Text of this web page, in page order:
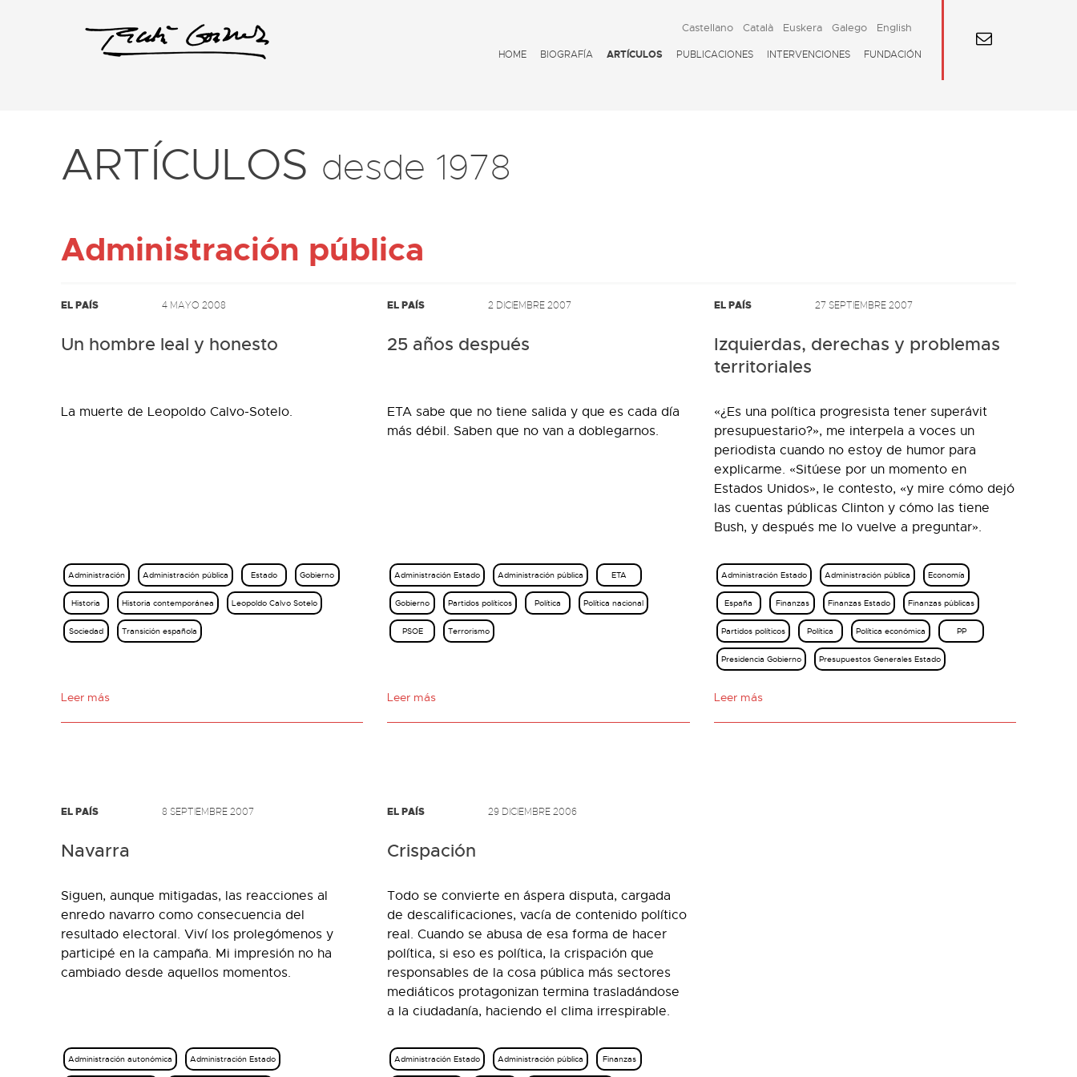
HOME BIOGRAFÍA ARTÍCULOS PUBLICACIONES INTERVENCIONES FUNDACIÓN
Castellano Català Euskera Galego English
ARTÍCULOS desde 1978
Administración pública
EL PAÍS 4 MAYO 2008
Un hombre leal y honesto
La muerte de Leopoldo Calvo-Sotelo.
Administración Administración pública Estado Gobierno
Historia Historia contemporánea Leopoldo Calvo Sotelo
Sociedad Transición española
Leer más
EL PAÍS 2 DICIEMBRE 2007
25 años después
ETA sabe que no tiene salida y que es cada día
más débil. Saben que no van a doblegarnos.
Administración Estado Administración pública ETA
Gobierno Partidos políticos Política Política nacional
PSOE Terrorismo
Leer más
EL PAÍS 27 SEPTIEMBRE 2007
Izquierdas, derechas y problemas
territoriales
«¿Es una política progresista tener superávit
presupuestario?», me interpela a voces un
periodista cuando no estoy de humor para
explicarme. «Sitúese por un momento en
Estados Unidos», le contesto, «y mire cómo dejó
las cuentas públicas Clinton y cómo las tiene
Bush, y después me lo vuelve a preguntar».
Administración Estado Administración pública Economía
España Finanzas Finanzas Estado Finanzas públicas
Partidos políticos Política Política económica PP
Presidencia Gobierno Presupuestos Generales Estado
Leer más
EL PAÍS 8 SEPTIEMBRE 2007
Navarra
Siguen, aunque mitigadas, las reacciones al
enredo navarro como consecuencia del
resultado electoral. Viví los prolegómenos y
participé en la campaña. Mi impresión no ha
cambiado desde aquellos momentos.
Administración autonómica Administración Estado
EL PAÍS 29 DICIEMBRE 2006
Crispación
Todo se convierte en áspera disputa, cargada
de descalificaciones, vacía de contenido político
real. Cuando se abusa de esa forma de hacer
política, si eso es política, la crispación que
responsables de la cosa pública más sectores
mediáticos protagonizan termina trasladándose
a la ciudadanía, haciendo el clima irrespirable.
Administración Estado Administración pública Finanzas